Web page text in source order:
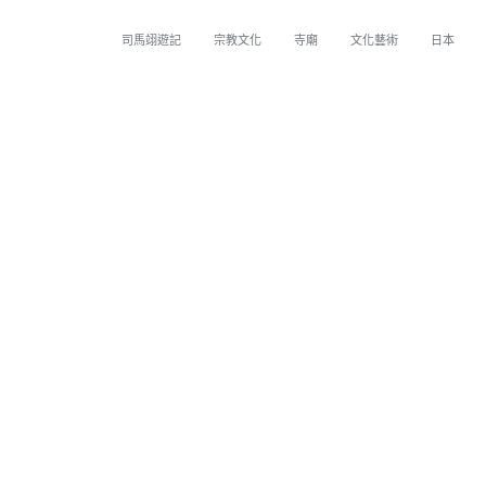
司馬翊遊記 宗教文化 寺廟 文化藝術 日本